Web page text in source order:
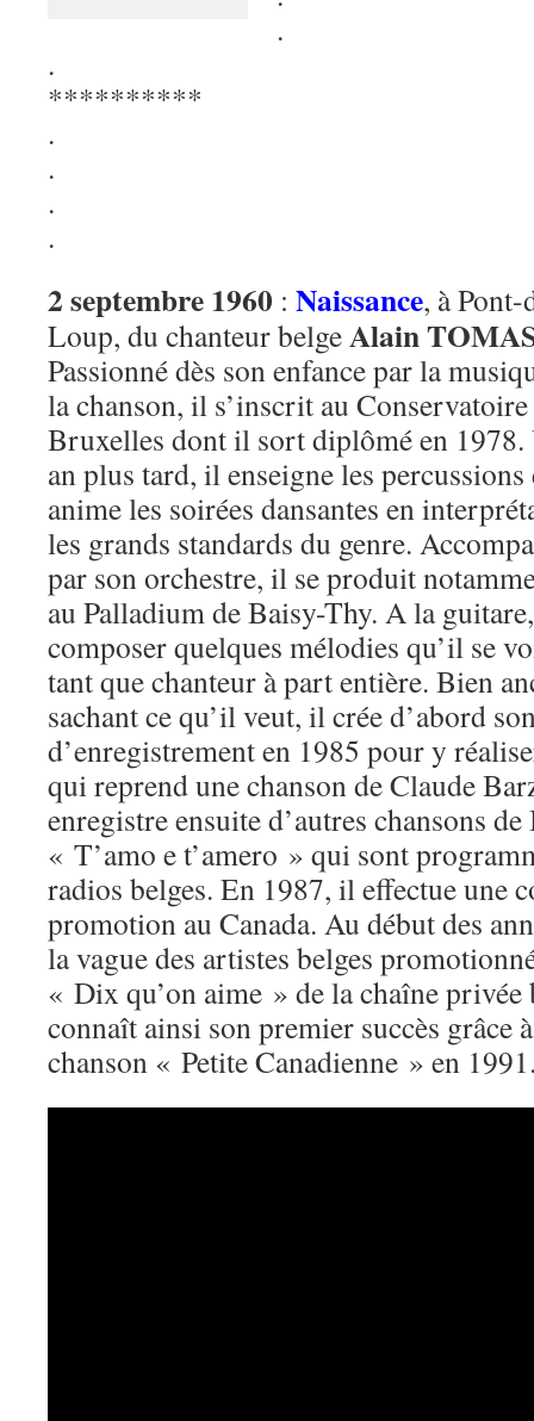
.
.
**********
.
.
.
.
2 septembre 1960 : Naissance, à Pont-
Loup, du chanteur belgeAlain
Passionné dès son enfance par la
la chanson, il s’inscrit au
Bruxelles dont il sort diplômé en 1978.
an plus tard, il enseigne les percussions
anime les soirées dansantes en
les grands standards du genre.
par son orchestre, il se produit
au Palladium de Baisy-Thy. A la
composer quelques mélodies qu’il se
tant que chanteur à part entière. Bien
sachant ce qu’il veut, il crée d’abord
d’enregistrement en 1985 pour y
qui reprend une chanson de Claude
enregistre ensuite d’autres chansons
« T’amo e t’amero » qui sont
radios belges. En 1987, il effectue une
promotion au Canada. Au début des
la vague des artistes belges
« Dix qu’on aime » de la chaîne
connaît ainsi son premier succès grâce
chanson « Petite Canadienne » en